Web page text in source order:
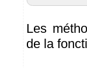
Les
de la